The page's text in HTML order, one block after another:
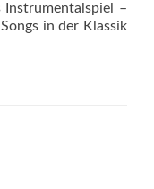
–
in der Klassik